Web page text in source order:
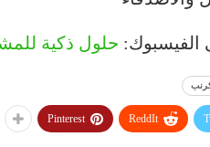
الفيسبوك: حلول ذكية
ReddIt
Pinterest